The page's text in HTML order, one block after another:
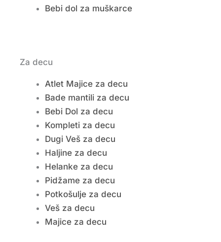
Bebi dol za muškarce
Za decu
Atlet Majice za decu
Bade mantili za decu
Bebi Dol za decu
Kompleti za decu
Dugi Veš za decu
Haljine za decu
Helanke za decu
Pidžame za decu
Potkošulje za decu
Veš za decu
Majice za decu